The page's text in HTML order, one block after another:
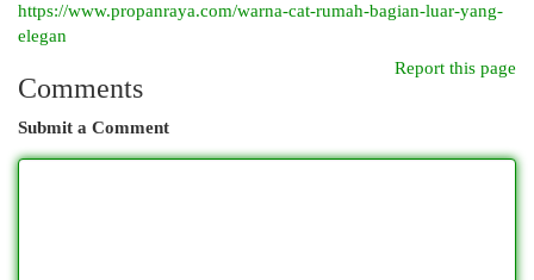
https://www.propanraya.com/warna-cat-rumah-bagian-luar-yang-
elegan
Report this page
Comments
Submit a Comment